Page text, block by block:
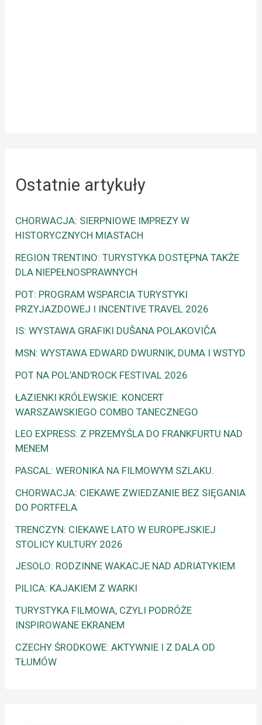
Ostatnie artykuły
CHORWACJA: SIERPNIOWE IMPREZY W
HISTORYCZNYCH MIASTACH
REGION TRENTINO: TURYSTYKA DOSTĘPNA TAKŻE
DLA NIEPEŁNOSPRAWNYCH
POT: PROGRAM WSPARCIA TURYSTYKI
PRZYJAZDOWEJ I INCENTIVE TRAVEL 2026
IS: WYSTAWA GRAFIKI DUŠANA POLAKOVIČA
MSN: WYSTAWA EDWARD DWURNIK, DUMA I WSTYD
POT NA POL’AND’ROCK FESTIVAL 2026
ŁAZIENKI KRÓLEWSKIE: KONCERT
WARSZAWSKIEGO COMBO TANECZNEGO
LEO EXPRESS: Z PRZEMYŚLA DO FRANKFURTU NAD
MENEM
PASCAL: WERONIKA NA FILMOWYM SZLAKU.
CHORWACJA: CIEKAWE ZWIEDZANIE BEZ SIĘGANIA
DO PORTFELA
TRENCZYN: CIEKAWE LATO W EUROPEJSKIEJ
STOLICY KULTURY 2026
JESOLO: RODZINNE WAKACJE NAD ADRIATYKIEM
PILICA: KAJAKIEM Z WARKI
TURYSTYKA FILMOWA, CZYLI PODRÓŻE
INSPIROWANE EKRANEM
CZECHY ŚRODKOWE: AKTYWNIE I Z DALA OD
TŁUMÓW